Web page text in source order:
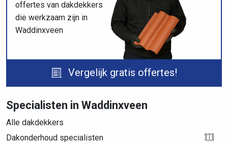
offertes van dakdekkers
die werkzaam zijn in
Waddinxveen
Vergelijk gratis offertes!
Specialisten in Waddinxveen
Alle dakdekkers
Dakonderhoud specialisten